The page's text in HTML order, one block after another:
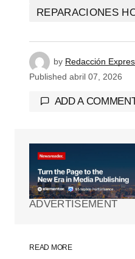
REPARACIONES
by Redacción
Published abril 07, 2026
ADD A
Tu dirección de
Los
marcados con*
ADVERTISEMENT
READ MORE